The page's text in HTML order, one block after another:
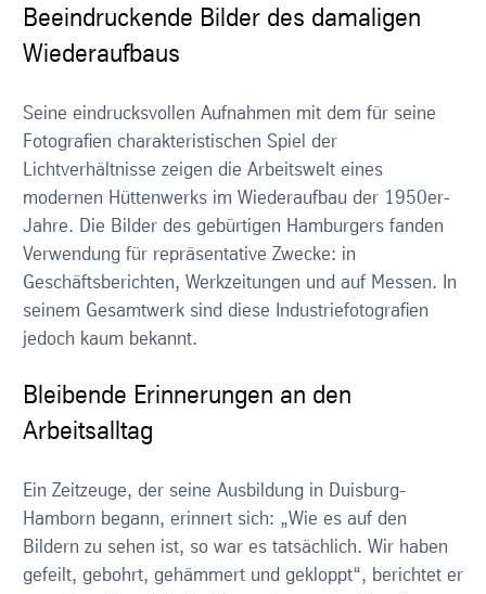
Beeindruckende Bilder des damaligen
Wiederaufbaus
Seine eindrucksvollen Aufnahmen mit dem für seine
Fotografien charakteristischen Spiel der
Lichtverhältnisse zeigen die Arbeitswelt eines
modernen Hüttenwerks im Wiederaufbau der 1950er-
Jahre. Die Bilder des gebürtigen Hamburgers fanden
Verwendung für repräsentative Zwecke: in
Geschäftsberichten, Werkzeitungen und auf Messen. In
seinem Gesamtwerk sind diese Industriefotografien
jedoch kaum bekannt.
Bleibende Erinnerungen an den
Arbeitsalltag
Ein Zeitzeuge, der seine Ausbildung in Duisburg-
Hamborn begann, erinnert sich: „Wie es auf den
Bildern zu sehen ist, so war es tatsächlich. Wir haben
gefeilt, gebohrt, gehämmert und gekloppt“, berichtet er